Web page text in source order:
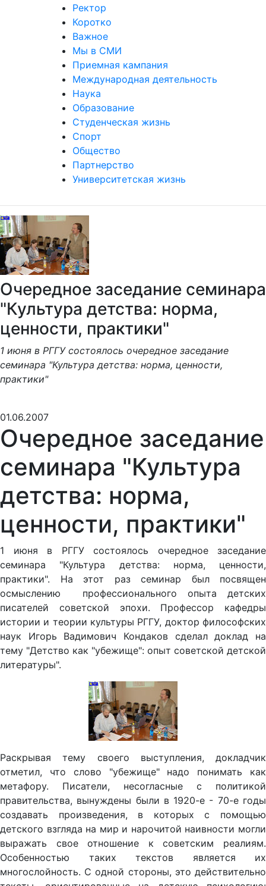
Ректор
Коротко
Важное
Мы в СМИ
Приемная кампания
Международная деятельность
Наука
Образование
Студенческая жизнь
Спорт
Общество
Партнерство
Университетская жизнь
Очередное заседание семинара
"Культура детства: норма,
ценности, практики"
1 июня в РГГУ состоялось очередное заседание
семинара "Культура детства: норма, ценности,
практики"
01.06.2007
Очередное заседание
семинара "Культура
детства: норма,
ценности, практики"
1 июня в РГГУ состоялось очередное заседание
семинара "Культура детства: норма, ценности,
практики". На этот раз семинар был посвящен
осмыслению профессионального опыта детских
писателей советской эпохи. Профессор кафедры
истории и теории культуры РГГУ, доктор философских
наук Игорь Вадимович Кондаков сделал доклад на
тему "Детство как "убежище": опыт советской детской
литературы".
Раскрывая тему своего выступления, докладчик
отметил, что слово "убежище" надо понимать как
метафору. Писатели, несогласные с политикой
правительства, вынуждены были в 1920-е - 70-е годы
создавать произведения, в которых с помощью
детского взгляда на мир и нарочитой наивности могли
выражать свое отношение к советским реалиям.
Особенностью таких текстов является их
многослойность. С одной стороны, это действительно